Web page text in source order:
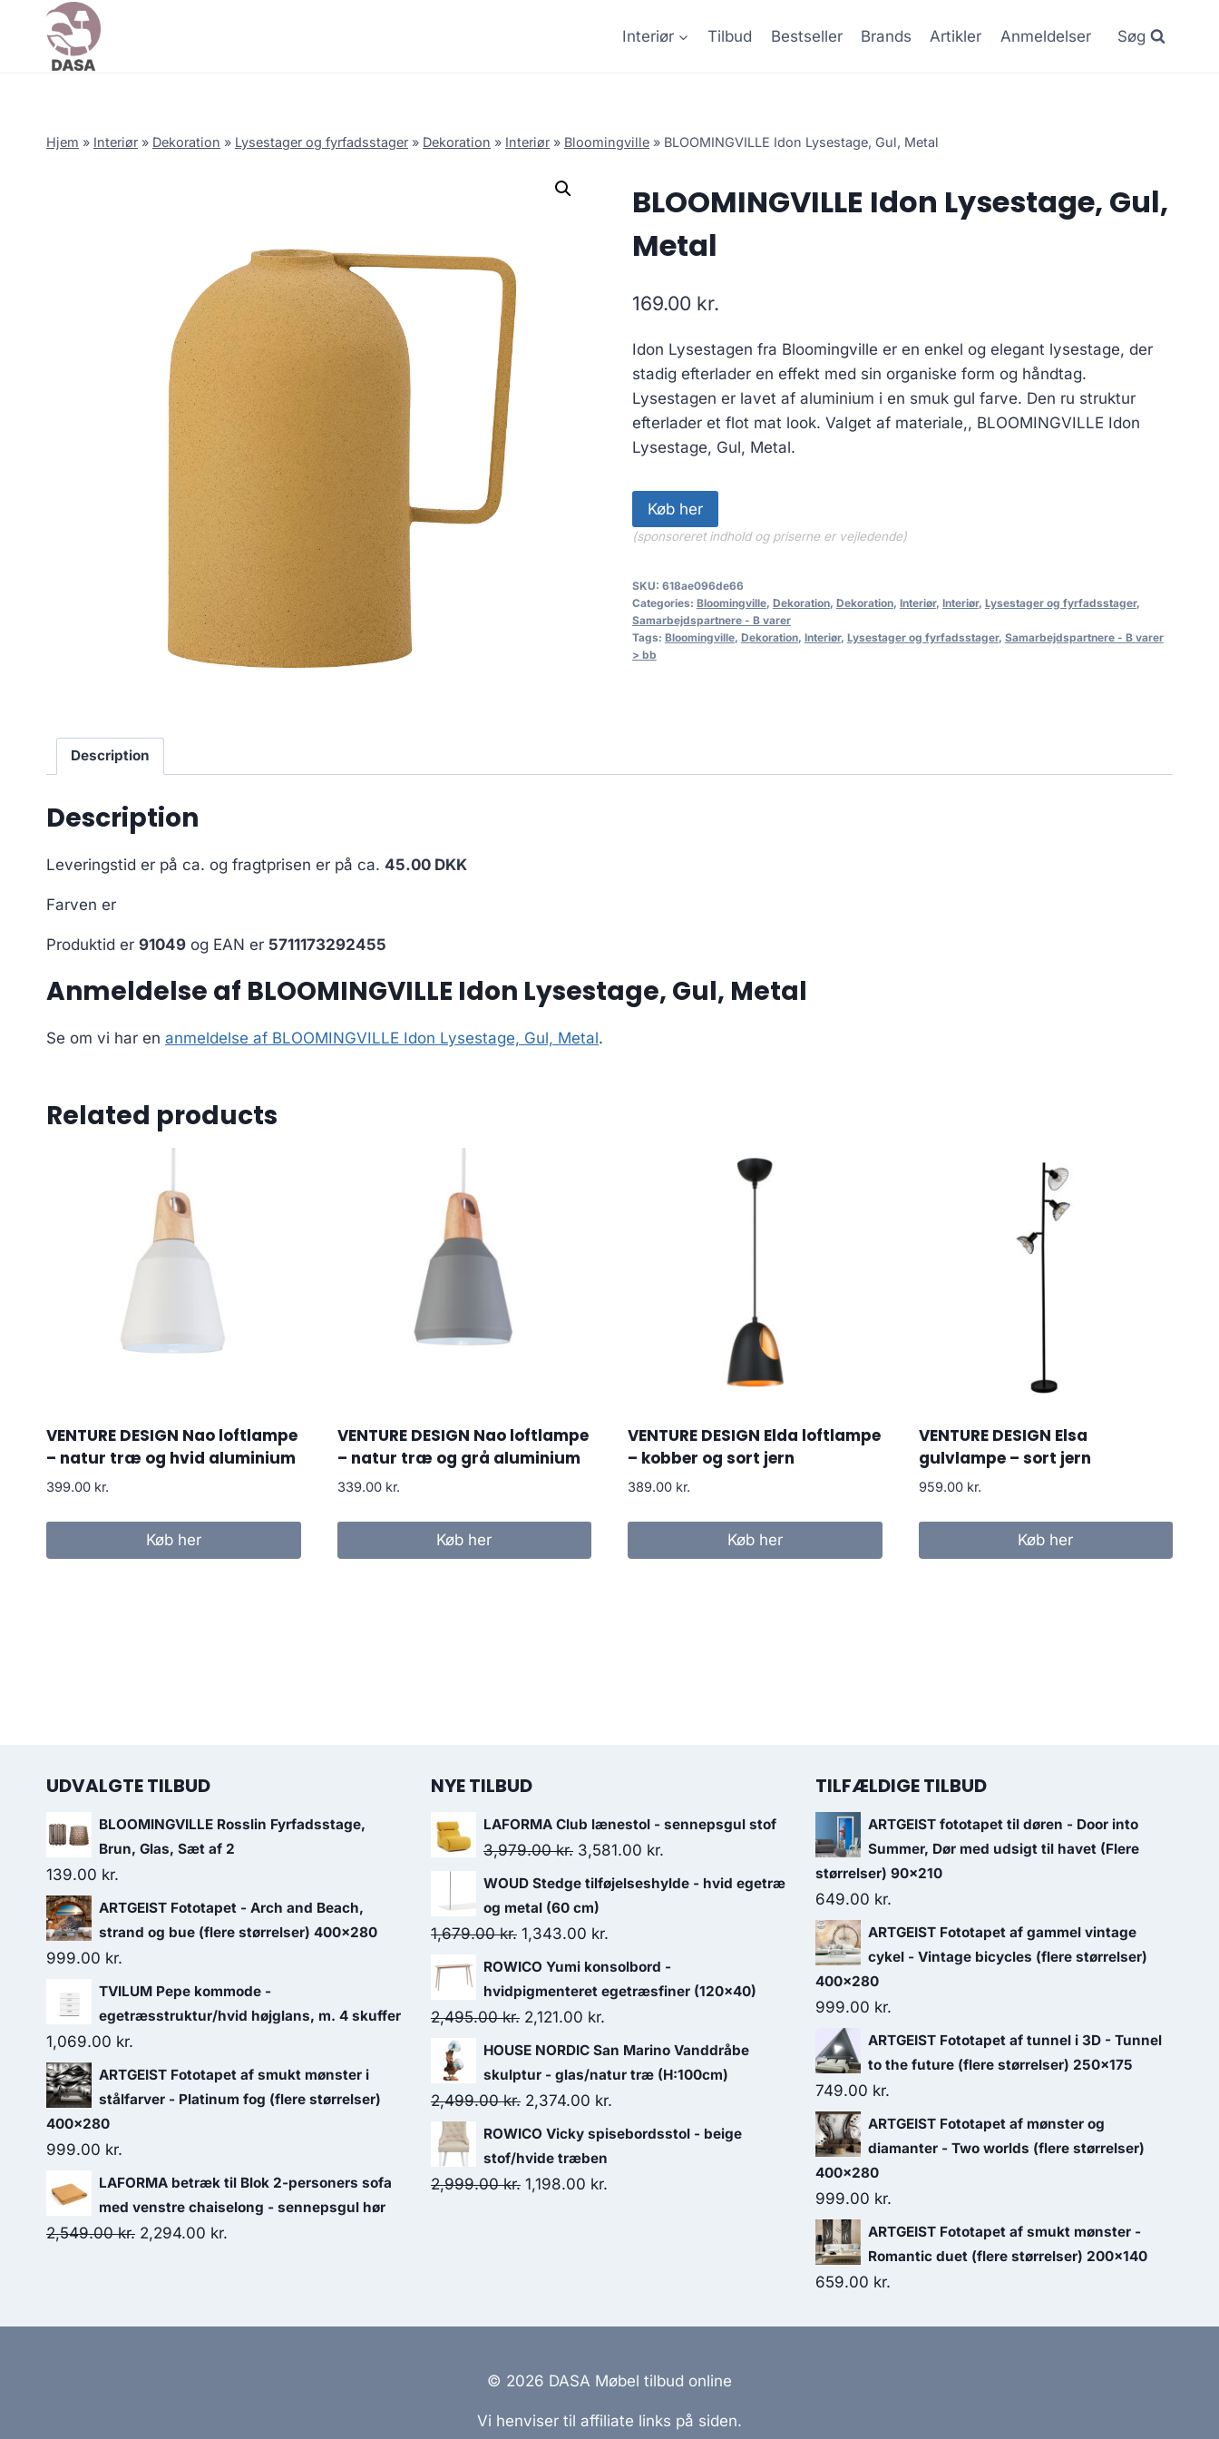
content
Interiør Tilbud Bestseller Brands Artikler Anmeldelser Søg
Hjem » Interiør » Dekoration » Lysestager og fyrfadsstager » Dekoration » Interiør » Bloomingville » BLOOMINGVILLE Idon Lysestage, Gul, Metal
BLOOMINGVILLE Idon Lysestage, Gul,
Metal
169.00 kr.
Idon Lysestagen fra Bloomingville er en enkel og elegant lysestage, der
stadig efterlader en effekt med sin organiske form og håndtag.
Lysestagen er lavet af aluminium i en smuk gul farve. Den ru struktur
efterlader et flot mat look. Valget af materiale,, BLOOMINGVILLE Idon
Lysestage, Gul, Metal.
Køb her
(sponsoreret indhold og priserne er vejledende)
SKU: 618ae096de66
Categories: Bloomingville, Dekoration, Dekoration, Interiør, Interiør, Lysestager og fyrfadsstager,
Samarbejdspartnere - B varer
Tags: Bloomingville, Dekoration, Interiør, Lysestager og fyrfadsstager, Samarbejdspartnere - B varer
> bb
Description
Description
Leveringstid er på ca. og fragtprisen er på ca. 45.00 DKK
Farven er
Produktid er 91049 og EAN er 5711173292455
Anmeldelse af BLOOMINGVILLE Idon Lysestage, Gul, Metal
Se om vi har en anmeldelse af BLOOMINGVILLE Idon Lysestage, Gul, Metal.
Related products
VENTURE DESIGN Nao loftlampe
– natur træ og hvid aluminium
399.00 kr.
Køb her
VENTURE DESIGN Nao loftlampe
– natur træ og grå aluminium
339.00 kr.
Køb her
VENTURE DESIGN Elda loftlampe
– kobber og sort jern
389.00 kr.
Køb her
VENTURE DESIGN Elsa
gulvlampe – sort jern
959.00 kr.
Køb her
UDVALGTE TILBUD
BLOOMINGVILLE Rosslin Fyrfadsstage,
Brun, Glas, Sæt af 2
139.00 kr.
ARTGEIST Fototapet - Arch and Beach,
strand og bue (flere størrelser) 400x280
999.00 kr.
TVILUM Pepe kommode -
egetræsstruktur/hvid højglans, m. 4 skuffer
1,069.00 kr.
ARTGEIST Fototapet af smukt mønster i
stålfarver - Platinum fog (flere størrelser)
400x280
999.00 kr.
LAFORMA betræk til Blok 2-personers sofa
med venstre chaiselong - sennepsgul hør
2,549.00kr. 2,294.00 kr.
NYE TILBUD
LAFORMA Club lænestol - sennepsgul stof
3,979.00kr. 3,581.00 kr.
WOUD Stedge tilføjelseshylde - hvid egetræ
og metal (60 cm)
1,679.00kr. 1,343.00 kr.
ROWICO Yumi konsolbord -
hvidpigmenteret egetræsfiner (120x40)
2,495.00kr. 2,121.00 kr.
HOUSE NORDIC San Marino Vanddråbe
skulptur - glas/natur træ (H:100cm)
2,499.00kr. 2,374.00 kr.
ROWICO Vicky spisebordsstol - beige
stof/hvide træben
2,999.00kr. 1,198.00 kr.
TILFÆLDIGE TILBUD
ARTGEIST fototapet til døren - Door into
Summer, Dør med udsigt til havet (Flere
størrelser) 90x210
649.00 kr.
ARTGEIST Fototapet af gammel vintage
cykel - Vintage bicycles (flere størrelser)
400x280
999.00 kr.
ARTGEIST Fototapet af tunnel i 3D - Tunnel
to the future (flere størrelser) 250x175
749.00 kr.
ARTGEIST Fototapet af mønster og
diamanter - Two worlds (flere størrelser)
400x280
999.00 kr.
ARTGEIST Fototapet af smukt mønster -
Romantic duet (flere størrelser) 200x140
659.00 kr.
© 2026 DASA Møbel tilbud online
Vi henviser til affiliate links på siden.